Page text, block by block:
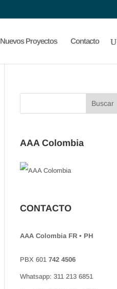
Nuevos Proyectos Contacto
AAA Colombia
CONTACTO
AAA Colombia FR • PH
PBX 601742 4506
Whatsapp: 311 213 6851